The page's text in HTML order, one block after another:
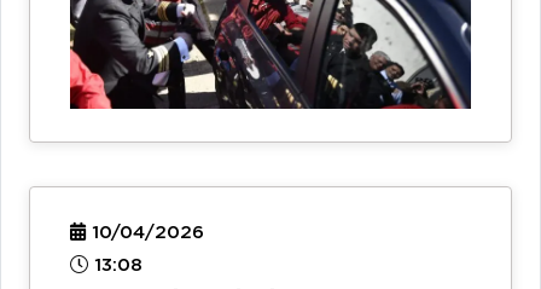
10/04/2026
13:08